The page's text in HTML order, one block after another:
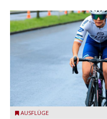
Archivfoto - Cristian Camilo
AUSFLÜGE